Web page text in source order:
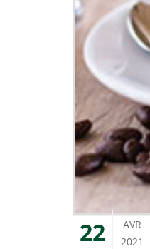
22
AVR
2021